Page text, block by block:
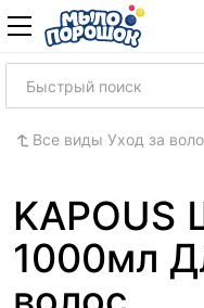
Все виды Уход за
KAPOUS
1000мл